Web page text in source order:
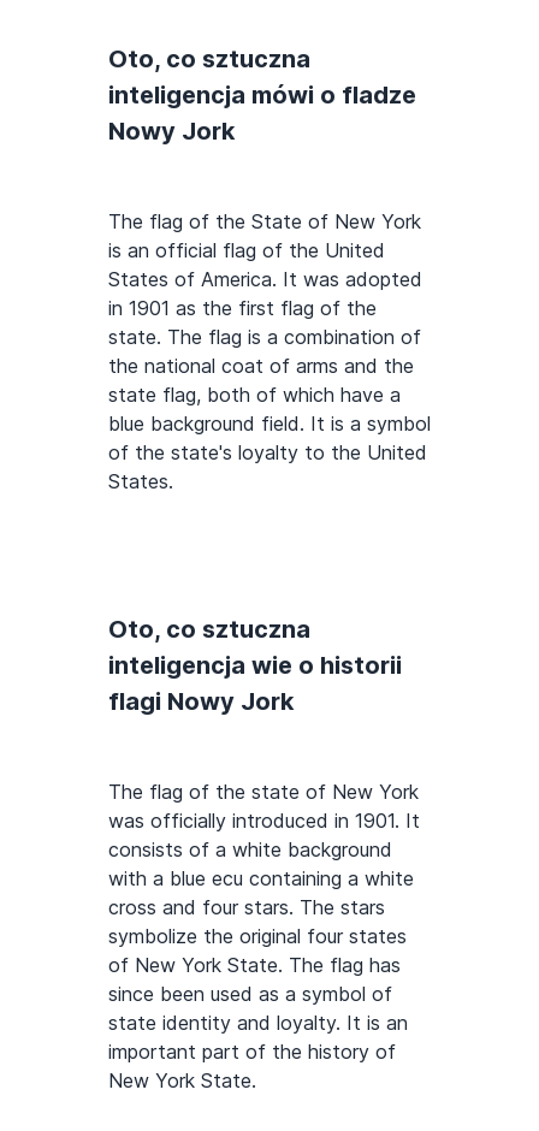
Oto, co sztuczna
inteligencja mówi o fladze
Nowy Jork
The flag of the State of New York
is an official flag of the United
States of America. It was adopted
in 1901 as the first flag of the
state. The flag is a combination of
the national coat of arms and the
state flag, both of which have a
blue background field. It is a symbol
of the state's loyalty to the United
States.
Oto, co sztuczna
inteligencja wie o historii
flagi Nowy Jork
The flag of the state of New York
was officially introduced in 1901. It
consists of a white background
with a blue ecu containing a white
cross and four stars. The stars
symbolize the original four states
of New York State. The flag has
since been used as a symbol of
state identity and loyalty. It is an
important part of the history of
New York State.